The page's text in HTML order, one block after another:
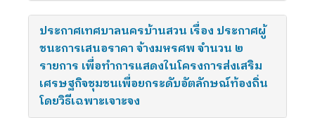
ประกาศเทศบาลนครบ้านสวน เรื่อง ประกาศผู้
ชนะการเสนอราคา จ้างมหรศพ จำนวน ๒
รายการ เพื่อทำการแสดงในโครงการส่งเสริม
เศรษฐกิจชุมชนเพื่อยกระดับอัตลักษณ์ท้องถิ่น
โดยวิธีเฉพาะเจาะจง